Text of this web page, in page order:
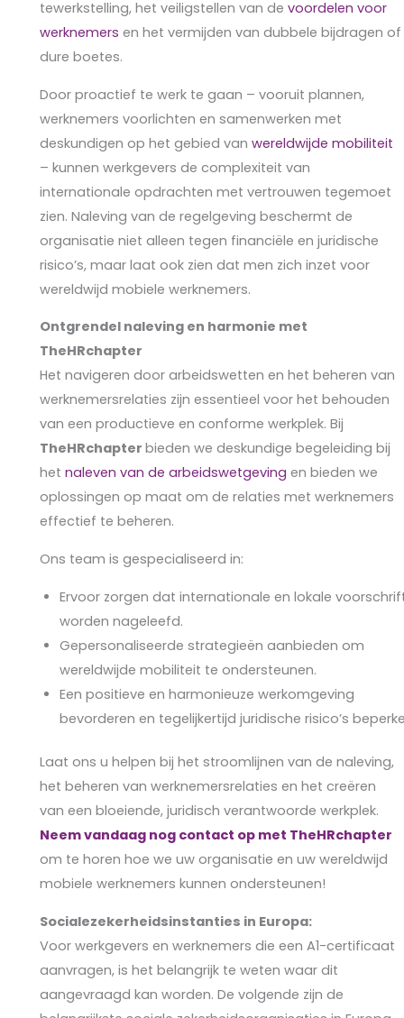
tewerkstelling, het veiligstellen van devoordelen voor
werknemers en het vermijden van dubbele bijdragen of
dure boetes.
Door proactief te werk te gaan – vooruit plannen,
werknemers voorlichten en samenwerken met
deskundigen op het gebied vanwereldwijde mobiliteit
– kunnen werkgevers de complexiteit van
internationale opdrachten met vertrouwen tegemoet
zien. Naleving van de regelgeving beschermt de
organisatie niet alleen tegen financiële en juridische
risico’s, maar laat ook zien dat men zich inzet voor
wereldwijd mobiele werknemers.
Ontgrendel naleving en harmonie met
TheHRchapter
Het navigeren door arbeidswetten en het beheren van
werknemersrelaties zijn essentieel voor het behouden
van een productieve en conforme werkplek. Bij
TheHRchapterbieden we deskundige begeleiding bij
hetnaleven van de arbeidswetgeving en bieden we
oplossingen op maat om de relaties met werknemers
effectief te beheren.
Ons team is gespecialiseerd in:
Ervoor zorgen dat internationale en lokale
worden nageleefd.
Gepersonaliseerde strategieën aanbieden om
wereldwijde mobiliteit te ondersteunen.
Een positieve en harmonieuze werkomgeving
bevorderen en tegelijkertijd juridische risico’s
Laat ons u helpen bij het stroomlijnen van de naleving,
het beheren van werknemersrelaties en het creëren
van een bloeiende, juridisch verantwoorde werkplek.
Neem vandaag nog contact op met TheHRchapter
om te horen hoe we uw organisatie en uw wereldwijd
mobiele werknemers kunnen ondersteunen!
Socialezekerheidsinstanties in Europa:
Voor werkgevers en werknemers die een A1-certificaat
aanvragen, is het belangrijk te weten waar dit
aangevraagd kan worden. De volgende zijn de